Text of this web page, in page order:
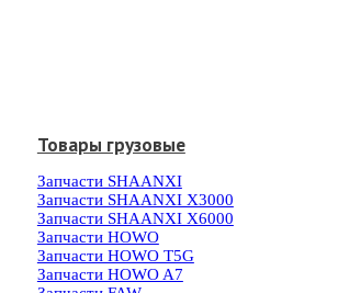
Товары грузовые
Запчасти SHAANXI
Запчасти SHAANXI X3000
Запчасти SHAANXI X6000
Запчасти HOWO
Запчасти HOWO T5G
Запчасти HOWO A7